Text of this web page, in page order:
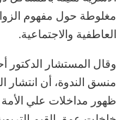
مغلوطة حول مفهوم
العاطفية والاجتماعية.
وقال المستشار الدكتور
منسق الندوة، أن انتشار
ظهور مداخلات علي الأمة